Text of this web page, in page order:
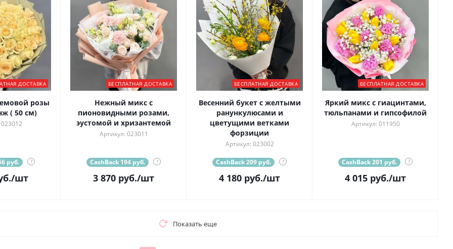
ДОСТАВКА
розы
( 50 см)
руб. ?
/шт
БЕСПЛАТНАЯ ДОСТАВКА
Нежный микс с
пионовидными розами,
эустомой и хризантемой
Артикул: 023011
CashBack 194 руб. ?
3 870 руб./шт
БЕСПЛАТНАЯ ДОСТАВКА
Весенний букет с желтыми
ранункулюсами и
цветущими ветками
форзиции
Артикул: 023002
CashBack 209 руб. ?
4 180 руб./шт
БЕСПЛАТНАЯ ДОСТАВКА
Яркий микс с гиацинтами,
тюльпанами и гипсофилой
Артикул: 011950
CashBack 201 руб. ?
4 015 руб./шт
Показать еще